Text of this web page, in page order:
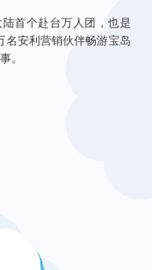
首个赴台万人团，也是
名安利营销伙伴畅游宝岛
。